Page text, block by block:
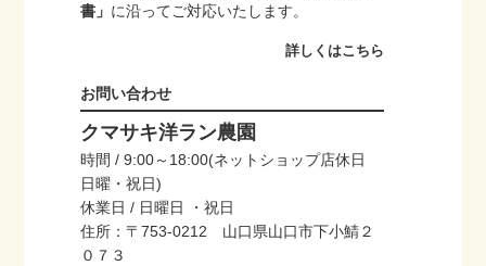
書」 に沿ってご対応いたします。
詳しくはこちら
お問い合わせ
クマサキ洋ラン農園
時間 / 9:00～18:00(ネットショップ店休日
日曜・祝日)
休業日 / 日曜日 ・祝日
住所：〒753-0212 山口県山口市下小鯖２
０７３